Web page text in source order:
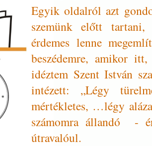
Egyik oldalról azt
szemünk előtt tartani,
érdemes lenne
beszédemre, amikor
idéztem Szent István
intézett: „Légy
mértékletes, …légy
számomra állandó -
útravalóul.